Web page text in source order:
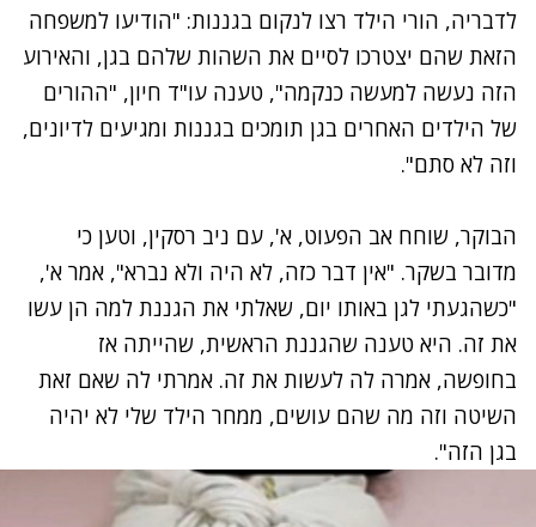
לדבריה, הורי הילד רצו לנקום בגננות: "הודיעו למשפחה
הזאת שהם יצטרכו לסיים את השהות שלהם בגן, והאירוע
הזה נעשה למעשה כנקמה", טענה עו"ד חיון, "ההורים
של הילדים האחרים בגן תומכים בגננות ומגיעים לדיונים,
וזה לא סתם".
הבוקר, שוחח אב הפעוט, א', עם ניב רסקין, וטען כי
מדובר בשקר. "אין דבר כזה, לא היה ולא נברא", אמר א',
"כשהגעתי לגן באותו יום, שאלתי את הגננת למה הן עשו
את זה. היא טענה שהגננת הראשית, שהייתה אז
בחופשה, אמרה לה לעשות את זה. אמרתי לה שאם זאת
השיטה וזה מה שהם עושים, ממחר הילד שלי לא יהיה
בגן הזה".